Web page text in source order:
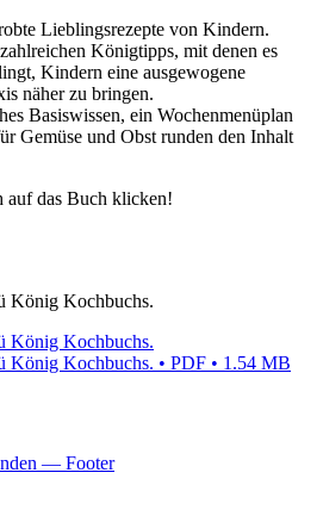
Lieblingsrezepte von Kindern.
zahlreichen Königtipps, mit denen es
, Kindern eine ausgewogene
näherzu bringen.
Basiswissen, ein Wochenmenüplan
Gemüse und Obst runden den Inhalt
auf das Buch klicken!
König Kochbuchs.
König Kochbuchs.
König Kochbuchs. • PDF • 1.54 MB
— Footer